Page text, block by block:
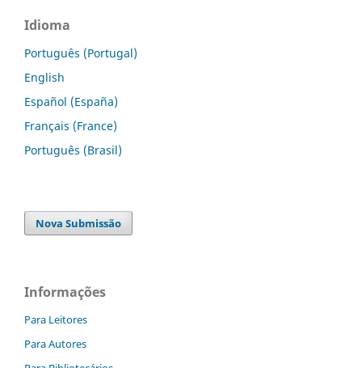
Idioma
Português (Portugal)
English
Español (España)
Français (France)
Português (Brasil)
Nova Submissão
Informações
Para Leitores
Para Autores